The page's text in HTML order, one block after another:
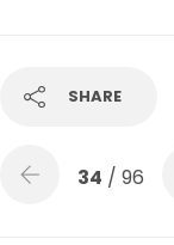
SHARE
34 / 96